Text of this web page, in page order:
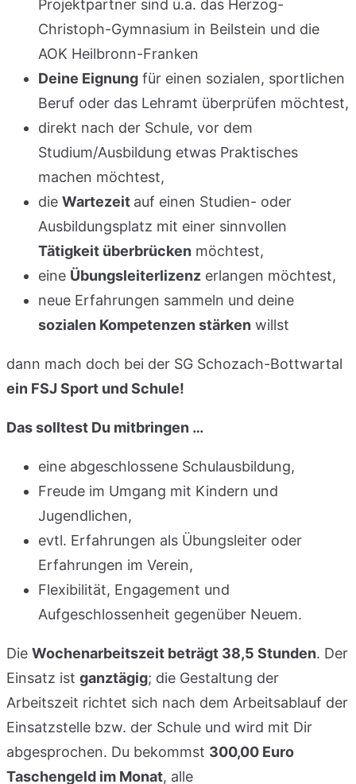
Projektpartner sind u.a. das Herzog-
Christoph-Gymnasium in Beilstein und die
AOK Heilbronn-Franken
Deine Eignung für einen sozialen, sportlichen
Beruf oder das Lehramt überprüfen möchtest,
direkt nach der Schule, vor dem
Studium/Ausbildung etwas Praktisches
machen möchtest,
die Wartezeit auf einen Studien- oder
Ausbildungsplatz mit einer sinnvollen
Tätigkeit überbrücken möchtest,
eine Übungsleiterlizenz erlangen möchtest,
neue Erfahrungen sammeln und deine
sozialen Kompetenzen stärken willst
dann mach doch bei der SG Schozach-Bottwartal
ein FSJ Sport und Schule!
Das solltest Du mitbringen …
eine abgeschlossene Schulausbildung,
Freude im Umgang mit Kindern und
Jugendlichen,
evtl. Erfahrungen als Übungsleiter oder
Erfahrungen im Verein,
Flexibilität, Engagement und
Aufgeschlossenheit gegenüber Neuem.
Die Wochenarbeitszeit beträgt 38,5 Stunden. Der
Einsatz ist ganztägig; die Gestaltung der
Arbeitszeit richtet sich nach dem Arbeitsablauf der
Einsatzstelle bzw. der Schule und wird mit Dir
abgesprochen. Du bekommst 300,00 Euro
Taschengeld im Monat, alle